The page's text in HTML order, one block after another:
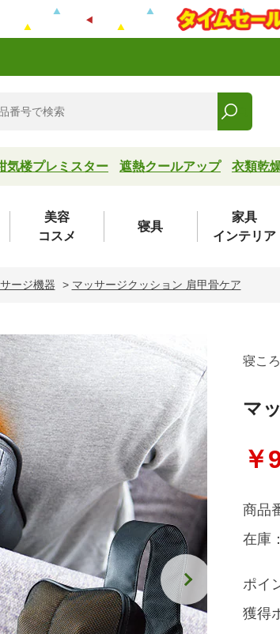
気楼プレミスター 遮熱クールアップ 衣類乾
美容
コスメ
寝具
家具
インテリア
ージ機器 > マッサージクッション 肩甲骨ケア
寝こ
マ
￥
商品
在庫：
ポイ
獲得